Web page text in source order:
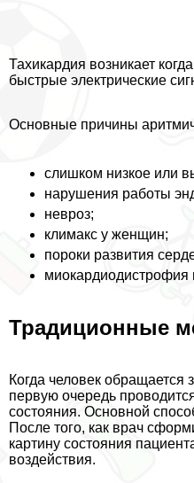
Тахикардия возникает
быстрые электрические
Основные причины
слишком низкое или
нарушения работы
невроз;
климaкc у женщин;
пороки развития
миокардиодистрофия
Традиционные
Когда человек обращается
первую очередь
состояния. Основной
После того, как врач
картину состояния
воздействия.